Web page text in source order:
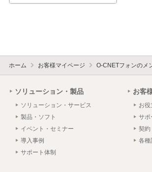
ホーム お客様マイページ O-CNETフォンのメ
ソリューション・製品
ソリューション・サービス
製品・ソフト
イベント・セミナー
導入事例
サポート体制
お客
お役
サポ
契約
各種